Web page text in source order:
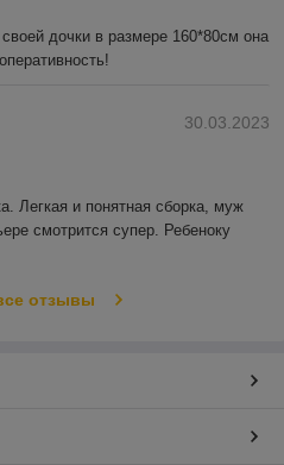
дочки в размере 160*80см она
30.03.2023
Легкая и понятная сборка, муж
смотрится супер. Ребеноку
отзывы